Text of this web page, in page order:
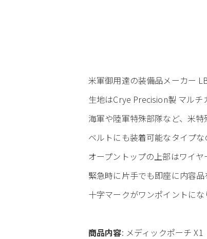
米軍御用達の装備品メーカー
生地はCrye Precision製 マルチ
海軍や陸軍特殊部隊など、米特
ベルトにも装着可能なタイプ
オープントップの上部はワイ
緊急時に片手でも即座に内容
十字マークがワンポイントに
商品内容: メディックポーチ X1